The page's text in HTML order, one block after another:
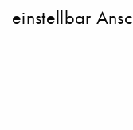
einstellbar